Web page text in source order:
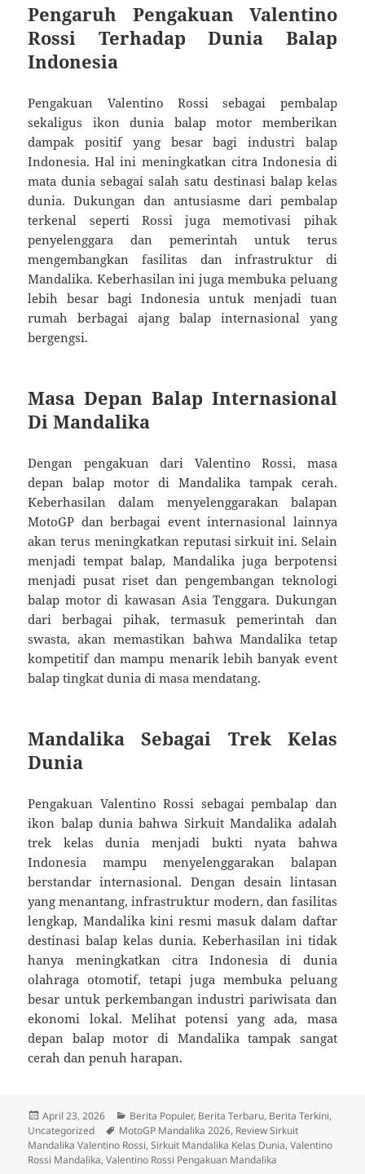
Pengaruh Pengakuan Valentino
Rossi Terhadap Dunia Balap
Indonesia
Pengakuan Valentino Rossi sebagai pembalap
sekaligus ikon dunia balap motor memberikan
dampak positif yang besar bagi industri balap
Indonesia. Hal ini meningkatkan citra Indonesia di
mata dunia sebagai salah satu destinasi balap kelas
dunia. Dukungan dan antusiasme dari pembalap
terkenal seperti Rossi juga memotivasi pihak
penyelenggara dan pemerintah untuk terus
mengembangkan fasilitas dan infrastruktur di
Mandalika. Keberhasilan ini juga membuka peluang
lebih besar bagi Indonesia untuk menjadi tuan
rumah berbagai ajang balap internasional yang
bergengsi.
Masa Depan Balap Internasional
Di Mandalika
Dengan pengakuan dari Valentino Rossi, masa
depan balap motor di Mandalika tampak cerah.
Keberhasilan dalam menyelenggarakan balapan
MotoGP dan berbagai event internasional lainnya
akan terus meningkatkan reputasi sirkuit ini. Selain
menjadi tempat balap, Mandalika juga berpotensi
menjadi pusat riset dan pengembangan teknologi
balap motor di kawasan Asia Tenggara. Dukungan
dari berbagai pihak, termasuk pemerintah dan
swasta, akan memastikan bahwa Mandalika tetap
kompetitif dan mampu menarik lebih banyak event
balap tingkat dunia di masa mendatang.
Mandalika Sebagai Trek Kelas
Dunia
Pengakuan Valentino Rossi sebagai pembalap dan
ikon balap dunia bahwa Sirkuit Mandalika adalah
trek kelas dunia menjadi bukti nyata bahwa
Indonesia mampu menyelenggarakan balapan
berstandar internasional. Dengan desain lintasan
yang menantang, infrastruktur modern, dan fasilitas
lengkap, Mandalika kini resmi masuk dalam daftar
destinasi balap kelas dunia. Keberhasilan ini tidak
hanya meningkatkan citra Indonesia di dunia
olahraga otomotif, tetapi juga membuka peluang
besar untuk perkembangan industri pariwisata dan
ekonomi lokal. Melihat potensi yang ada, masa
depan balap motor di Mandalika tampak sangat
cerah dan penuh harapan.
Diposkan
pada
April 23, 2026 Kategori
Berita Populer, Berita Terbaru, Berita Terkini,
Uncategorized
Tag
MotoGP Mandalika 2026, Review Sirkuit
Mandalika Valentino Rossi,Sirkuit Mandalika Kelas Dunia,Valentino
Rossi Mandalika,Valentino Rossi Pengakuan Mandalika